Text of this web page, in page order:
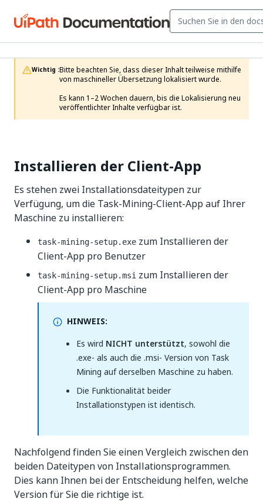
Wichtig :Bitte beachten Sie, dass dieser Inhalt teilweise mithilfe
von maschineller Übersetzung lokalisiert wurde.
Es kann 1–2 Wochen dauern, bis die Lokalisierung neu
veröffentlichter Inhalte verfügbar ist.
Installieren der Client-App
Es stehen zwei Installationsdateitypen zur
Verfügung, um die Task-Mining-Client-App auf Ihrer
Maschine zu installieren:
task-mining-setup.exe zum Installieren der
Client-App pro Benutzer
task-mining-setup.msi zum Installieren der
Client-App pro Maschine
HINWEIS:
Es wird NICHT unterstützt, sowohl die
.exe- als auch die .msi- Version von Task
Mining auf derselben Maschine zu haben.
Die Funktionalität beider
Installationstypen ist identisch.
Nachfolgend finden Sie einen Vergleich zwischen den
beiden Dateitypen von Installationsprogrammen.
Dies kann Ihnen bei der Entscheidung helfen, welche
Version für Sie die richtige ist.